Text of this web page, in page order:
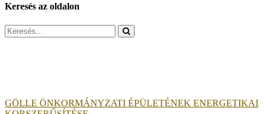
Keresés az oldalon
Search
for:
GÖLLE ÖNKORMÁNYZATI ÉPÜLETÉNEK ENERGETIKAI